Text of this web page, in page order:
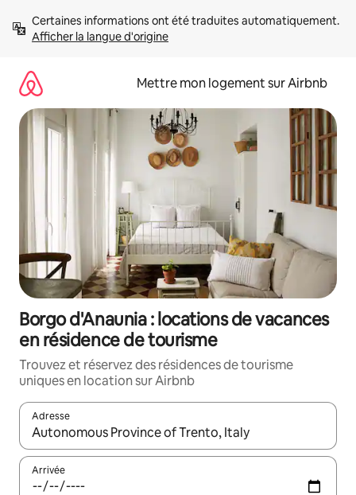
directement
Afficher la langue d'origine
Mettre mon logement sur Airbnb
Borgo d'Anaunia : locations de vacances
en résidence de tourisme
Trouvez et réservez des résidences de tourisme
uniques en location sur Airbnb
Adresse
Lorsque les résultats s'affichent, utilisez les flèches vers le
Arrivée